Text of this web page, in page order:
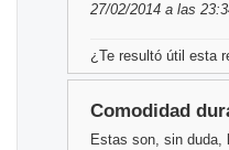
27/02/2014 a las
¿Te resultó útil esta
Comodidad
Estas son, sin duda,